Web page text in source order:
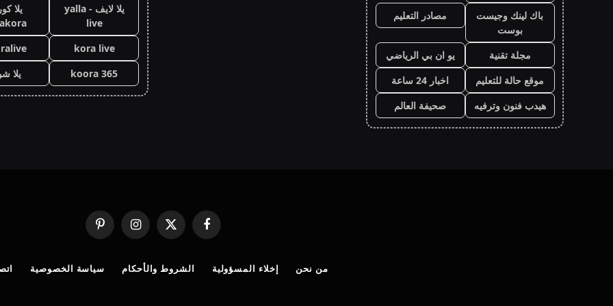
باك لينك وجيست
بوست
مصادر التعليم
مجلة تقنية
يو ان بي الرياضي
موقع حالة للتعليم
اخبار 24 ساعة
هيدب فنون وترفيه
صحيفة العالم
يلا لايف - yalla
live
يلا
kora live
koora 365
يلا
فيسبوك
X
(Twitter)
الانستغرامبينتيريست
من نحن إخلاء المسؤولية الشروط والأحكام سياسة الخصوصية